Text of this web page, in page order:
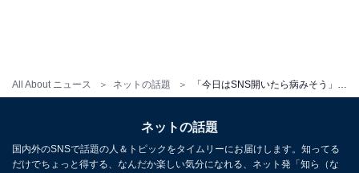
All About ニュース ネットの話題
ネットの話題
国内外のSNSで話題の人＆トピックをタイムリーにお届けします。知ってる
だけでちょっと得する、なんだか楽しい気分になれる、ネット発「知ら（な